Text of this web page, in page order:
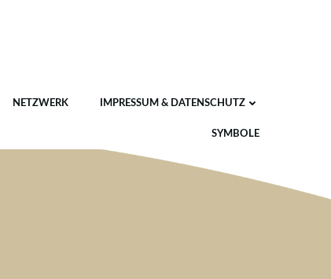
NETZWERK IMPRESSUM & DATENSCHUTZ
SYMBOLE